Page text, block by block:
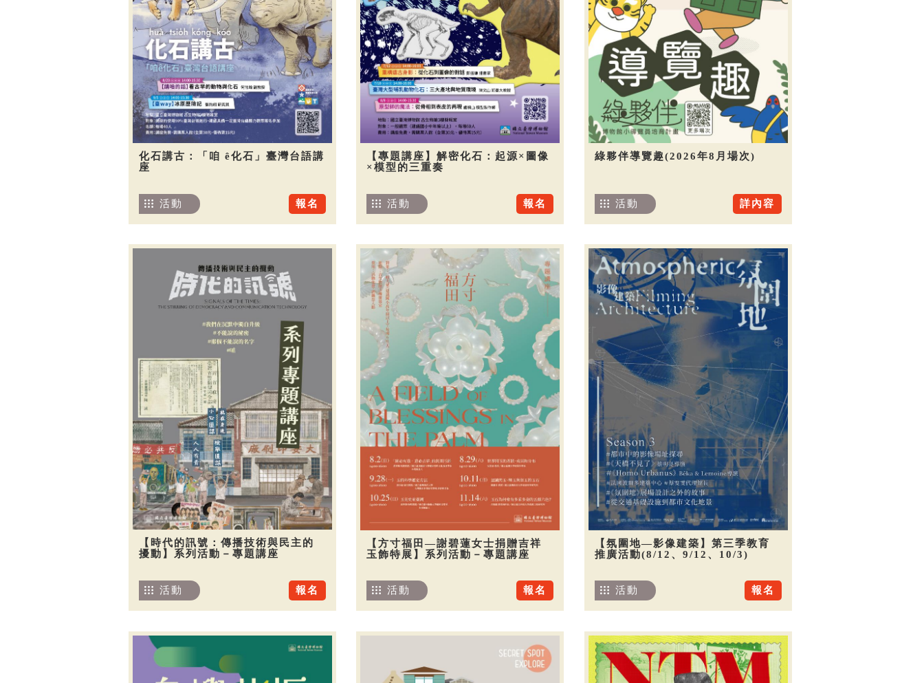
化石講古：「咱 ê化石」臺灣台語講
座
報名
活動
【專題講座】解密化石：起源×圖像
×模型的三重奏
報名
活動
綠夥伴導覽趣(2026年8月場次)
詳內容
活動
【時代的訊號：傳播技術與民主的
擾動】系列活動－專題講座
報名
活動
【方寸福田—謝碧蓮女士捐贈吉祥
玉飾特展】系列活動－專題講座
報名
活動
【氛圍地—影像建築】第三季教育
推廣活動(8/12、9/12、10/3)
報名
活動